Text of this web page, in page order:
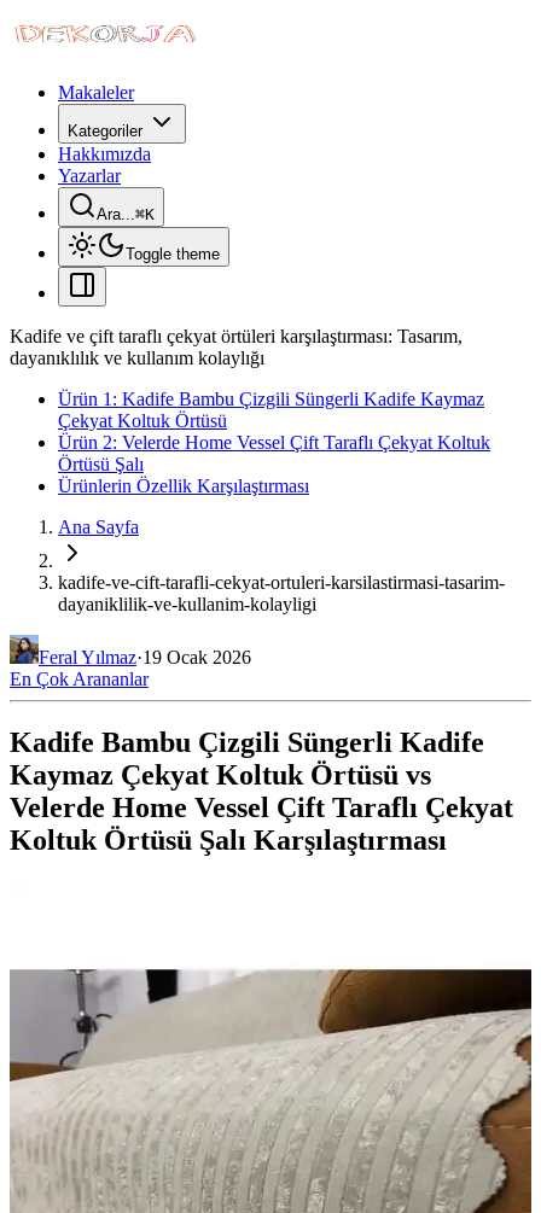
Makaleler
Kategoriler
Hakkımızda
Yazarlar
Ara...⌘K
Toggle theme
Kadife ve çift taraflı çekyat örtüleri karşılaştırması: Tasarım,
dayanıklılık ve kullanım kolaylığı
Ürün 1: Kadife Bambu Çizgili Süngerli Kadife Kaymaz
Çekyat Koltuk Örtüsü
Ürün 2: Velerde Home Vessel Çift Taraflı Çekyat Koltuk
Örtüsü Şalı
Ürünlerin Özellik Karşılaştırması
Ana Sayfa
kadife-ve-cift-tarafli-cekyat-ortuleri-karsilastirmasi-tasarim-
dayaniklilik-ve-kullanim-kolayligi
Feral Yılmaz·19 Ocak 2026
En Çok Arananlar
Kadife Bambu Çizgili Süngerli Kadife
Kaymaz Çekyat Koltuk Örtüsü vs
Velerde Home Vessel Çift Taraflı Çekyat
Koltuk Örtüsü Şalı Karşılaştırması